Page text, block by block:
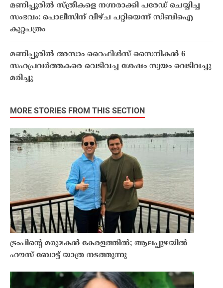
മണിപ്പൂരില്‍ സ്ത്രീകളെ നഗ്നരാക്കി പരേഡ് ചെയ്യിച്ച
സംഭവം: പൊലീസിന് വീഴ്ച പറ്റിയെന്ന് സിബിഐ
കുറ്റപത്രം
മണിപ്പൂരില്‍ അസാം റൈഫിൾസ് സൈനികന്‍ 6
സഹപ്രവര്‍ത്തകരെ വെടിവച്ച ശേഷം സ്വയം വെടിവച്ചു
മരിച്ചു
MORE STORIES FROM THIS SECTION
ട്രംപിന്റെ മരുമകന്‍ കേരളത്തിൽ; ആലപ്പുഴയിൽ
ഹൗസ് ബോട്ട് യാത്ര നടത്തുന്നു